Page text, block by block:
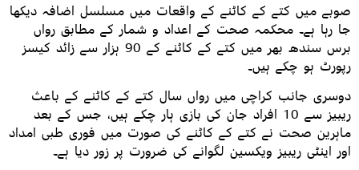
صوبے میں کتے کے کاٹنے کے واقعات میں مسلسل اضافہ دیکھا
جا رہا ہے۔ محکمہ صحت کے اعداد و شمار کے مطابق رواں
برس سندھ بھر میں کتے کے کاٹنے کے 90 ہزار سے زائد کیسز
رپورٹ ہو چکے ہیں۔
دوسری جانب کراچی میں رواں سال کتے کے کاٹنے کے باعث
ریبیز سے 10 افراد جان کی بازی ہار چکے ہیں، جس کے بعد
ماہرین صحت نے کتے کے کاٹنے کی صورت میں فوری طبی امداد
اور اینٹی ریبیز ویکسین لگوانے کی ضرورت پر زور دیا ہے۔